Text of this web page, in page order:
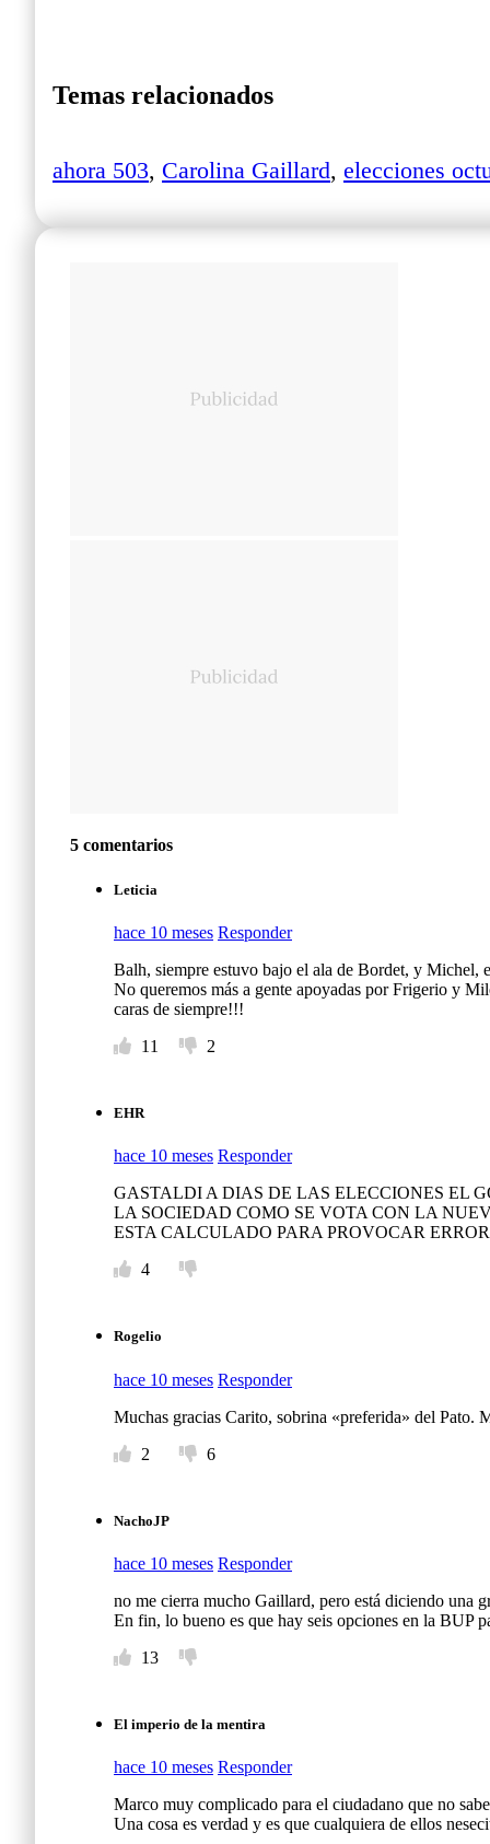
Temas relacionados
ahora 503, Carolina Gaillard, elecciones
5 comentarios
Leticia
hace 10 meses Responder
Balh, siempre estuvo bajo el ala de Bordet, y Michel,
No queremos más a gente apoyadas por Frigerio y
caras de siempre!!!
11
2
EHR
hace 10 meses Responder
GASTALDI A DIAS DE LAS ELECCIONES EL
LA SOCIEDAD COMO SE VOTA CON LA
ESTA CALCULADO PARA PROVOCAR
4
Rogelio
hace 10 meses Responder
Muchas gracias Carito, sobrina «preferida» del Pato.
2
6
NachoJP
hace 10 meses Responder
no me cierra mucho Gaillard, pero está diciendo una
En fin, lo bueno es que hay seis opciones en la BUP
13
El imperio de la mentira
hace 10 meses Responder
Marco muy complicado para el ciudadano que no
Una cosa es verdad y es que cualquiera de ellos